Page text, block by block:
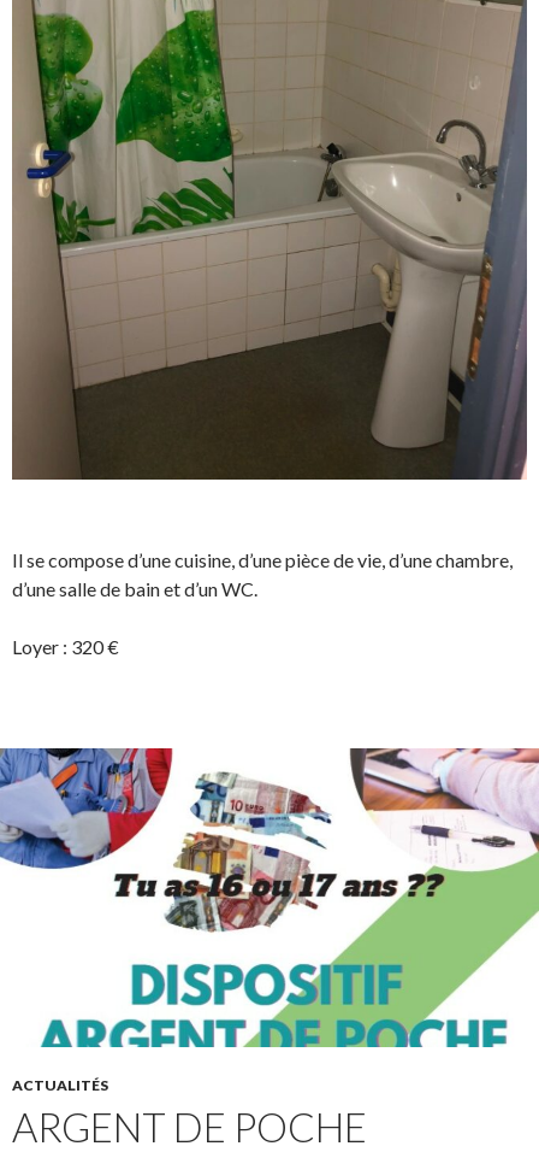
Il se compose d’une cuisine, d’une pièce de vie, d’une chambre,
d’une salle de bain et d’un WC.
Loyer : 320 €
ACTUALITÉS
ARGENT DE POCHE